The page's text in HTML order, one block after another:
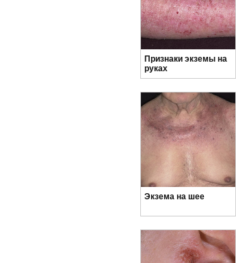
Признаки экземы на
руках
Экзема на шее